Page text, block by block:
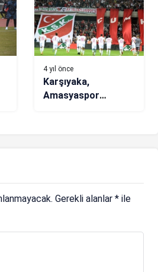
4 yıl önce
Karşıyaka,
Amasyaspor
Gerekli alanlar * ile